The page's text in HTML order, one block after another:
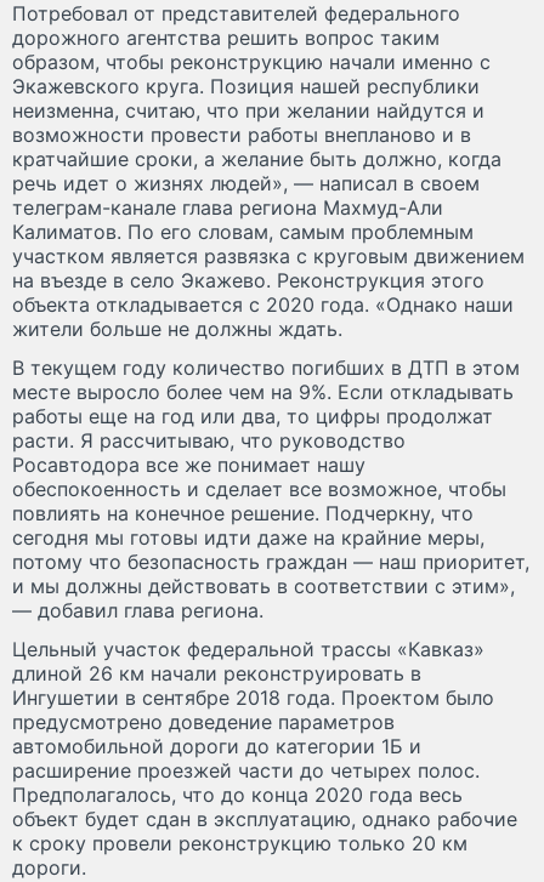
Потребовал от представителей федерального
дорожного агентства решить вопрос таким
образом, чтобы реконструкцию начали именно с
Экажевского круга. Позиция нашей республики
неизменна, считаю, что при желании найдутся и
возможности провести работы внепланово и в
кратчайшие сроки, а желание быть должно, когда
речь идет о жизнях людей», — написал в своем
телеграм-канале глава региона Махмуд-Али
Калиматов. По его словам, самым проблемным
участком является развязка с круговым движением
на въезде в село Экажево. Реконструкция этого
объекта откладывается с 2020 года. «Однако наши
жители больше не должны ждать.
В текущем году количество погибших в ДТП в этом
месте выросло более чем на 9%. Если откладывать
работы еще на год или два, то цифры продолжат
расти. Я рассчитываю, что руководство
Росавтодора все же понимает нашу
обеспокоенность и сделает все возможное, чтобы
повлиять на конечное решение. Подчеркну, что
сегодня мы готовы идти даже на крайние меры,
потому что безопасность граждан — наш приоритет,
и мы должны действовать в соответствии с этим»,
— добавил глава региона.
Цельный участок федеральной трассы «Кавказ»
длиной 26 км начали реконструировать в
Ингушетии в сентябре 2018 года. Проектом было
предусмотрено доведение параметров
автомобильной дороги до категории 1Б и
расширение проезжей части до четырех полос.
Предполагалось, что до конца 2020 года весь
объект будет сдан в эксплуатацию, однако рабочие
к сроку провели реконструкцию только 20 км
дороги.